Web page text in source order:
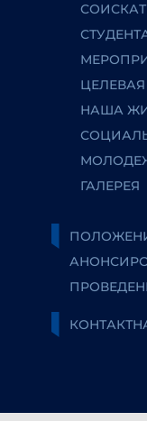
НАША
ГАЛЕРЕЯ